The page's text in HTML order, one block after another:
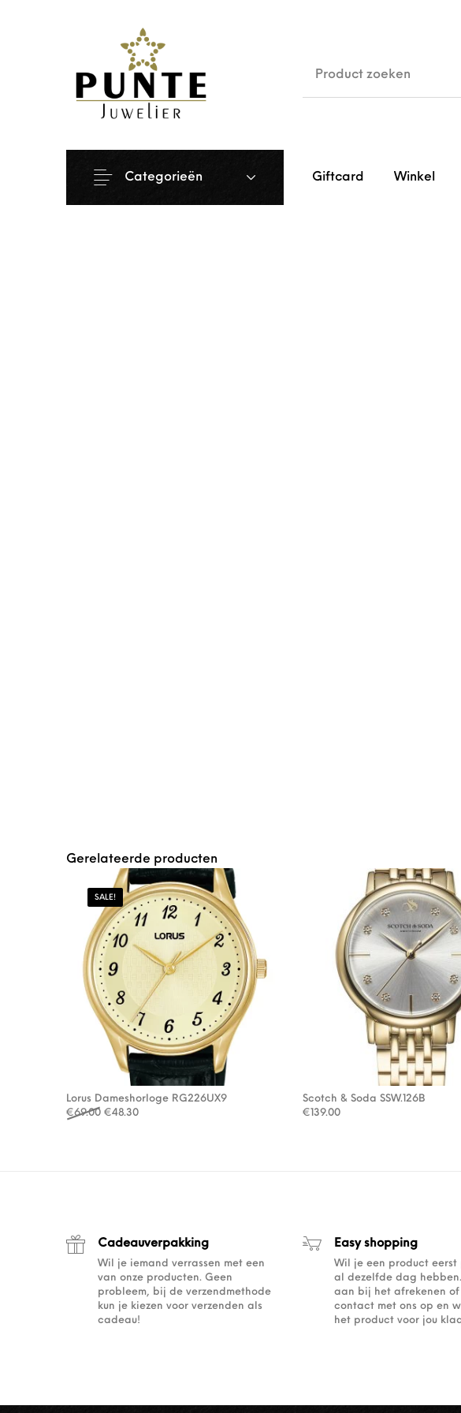
Giftcard Winkel
Categorieën
Gerelateerde producten
SALE!
Lorus Dameshorloge RG226UX9
€69.00 Oorspronkelijke prijs was: €69.00.
€48.30Huidige prijs is: €48.30.
Scotch & Soda SSW.126B
€139.00
Cadeauverpakking
Wil je iemand verrassen met een
van onze producten. Geen
probleem, bij de verzendmethode
kun je kiezen voor verzenden als
cadeau!
Easy shopping
Wil je een product eerst
al dezelfde dag
aan bij het afrekenen of
contact met ons op en
het product voor jou